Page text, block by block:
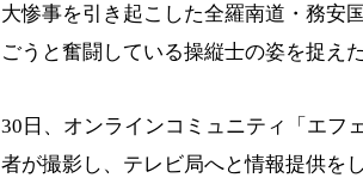
大惨事を引き起こした全羅南道・務安
ごうと奮闘している操縦士の姿を捉え
30日、オンラインコミュニティ「エフ
者が撮影し、テレビ局へと情報提供を